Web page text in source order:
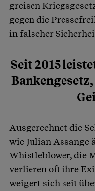
greisen
gegen die
in falscher
Seit 2015
Ausgerechnet die
wie Julian Assange
Whistleblower, die
verlieren oft ihre
weigert sich seit